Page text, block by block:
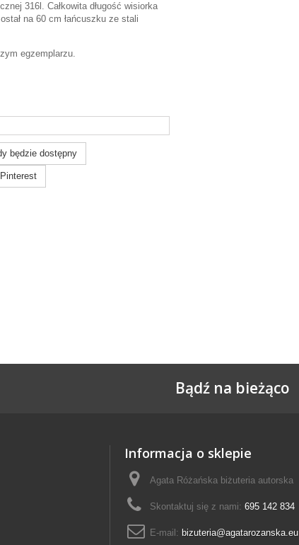
316l. Całkowita długość wisiorka
na 60 cm łańcuszku ze stali
egzemplarzu.
będzie dostępny
Pinterest
Bądź na bieżąco
Informacja o sklepie
Agata Różańska biżuteria autorska
Skontaktuj się z nami: 695 142 834
E-mail: bizuteria@agatarozanska.eu